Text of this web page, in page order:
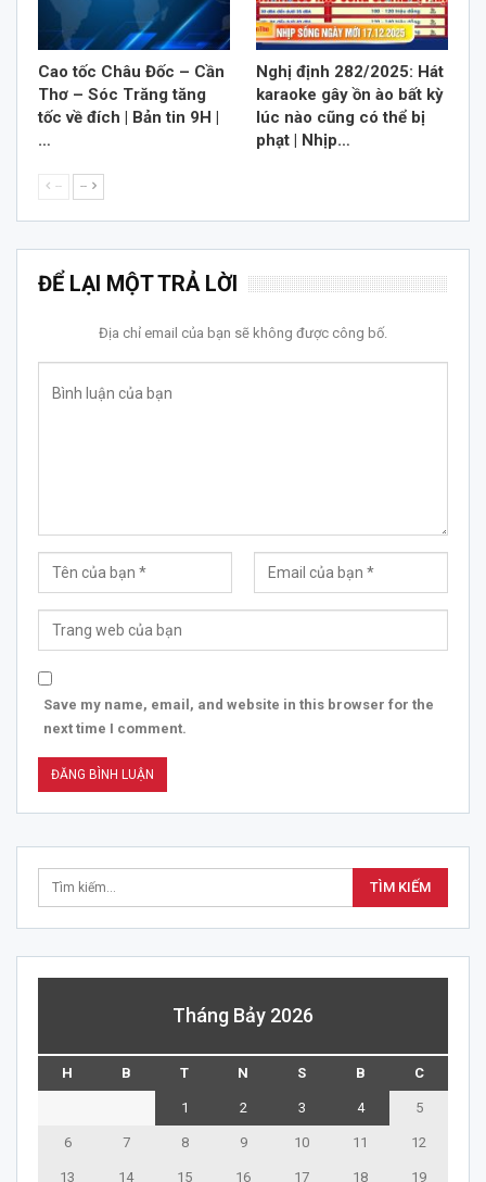
Cao tốc Châu Đốc – Cần
Thơ – Sóc Trăng tăng
tốc về đích | Bản tin 9H |
…
Nghị định 282/2025: Hát
karaoke gây ồn ào bất kỳ
lúc nào cũng có thể bị
phạt | Nhịp…
-- --
ĐỂ LẠI MỘT TRẢ LỜI
Địa chỉ email của bạn sẽ không được công bố.
Save my name, email, and website in this browser for the
next time I comment.
Tháng Bảy 2026
H B T N S B C
1 2 3 4 5
6 7 8 9 10 11 12
13 14 15 16 17 18 19